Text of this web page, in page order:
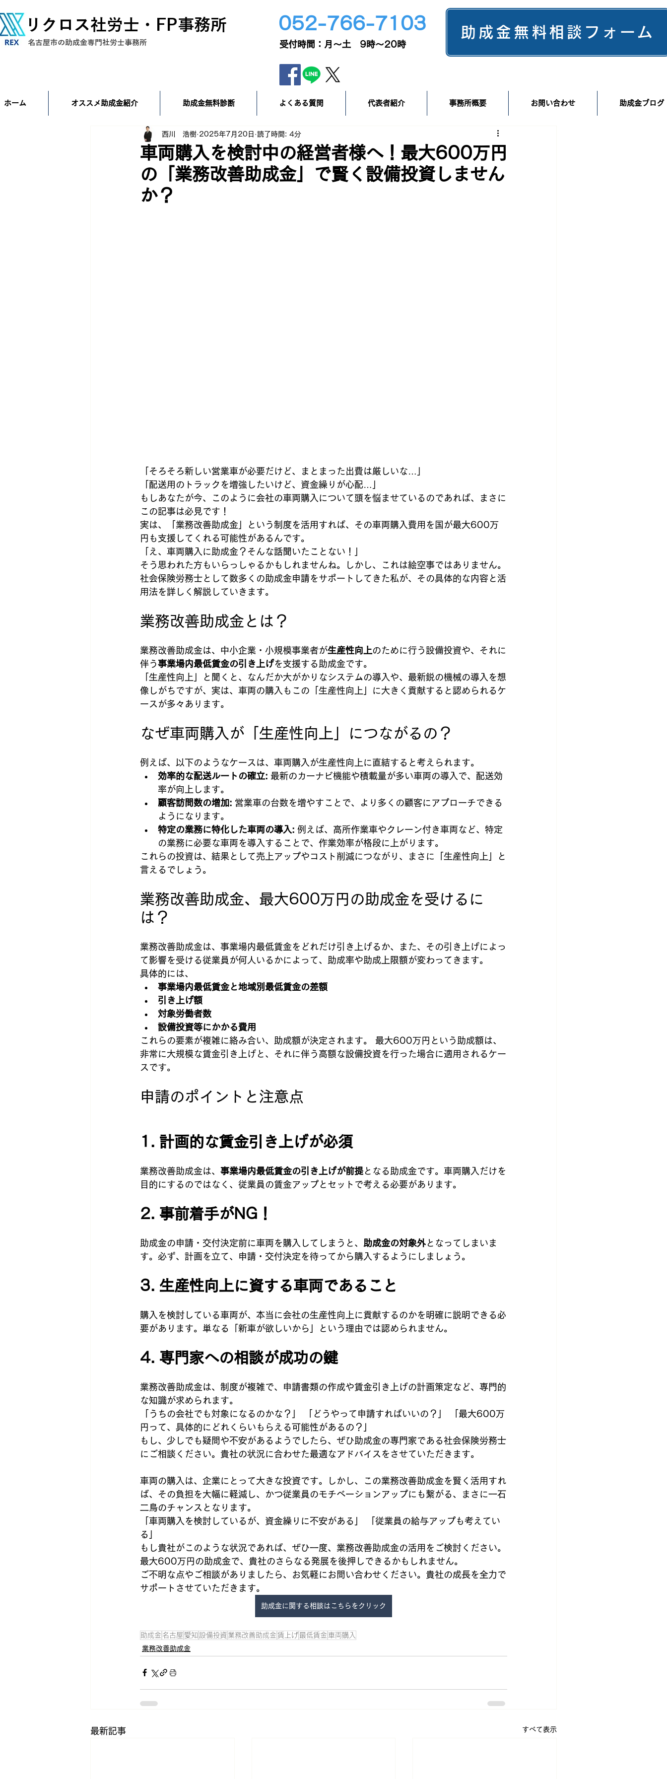
リクロス社労士・FP事務所
​名古屋市の助成金専門社労士事務所
052-766-7103
​受付時間：月～土 9時～20時
助成金無料相談フォーム
ホーム オススメ助成金紹介 助成金無料診断 よくある質問 代表者紹介 事務所概要 お問い合わせ 助成金ブログ
車両購入を検討中の経営者様へ！最大600万円
の「業務改善助成金」で賢く設備投資しません
か？
西川 浩樹 2025年7月20日 読了時間: 4分
「そろそろ新しい営業車が必要だけど、まとまった出費は厳しいな…」
「配送用のトラックを増強したいけど、資金繰りが心配…」
もしあなたが今、このように会社の車両購入について頭を悩ませているのであれば、まさに
この記事は必見です！
実は、「業務改善助成金」という制度を活用すれば、その車両購入費用を国が最大600万
円も支援してくれる可能性があるんです。
「え、車両購入に助成金？そんな話聞いたことない！」
そう思われた方もいらっしゃるかもしれませんね。しかし、これは絵空事ではありません。
社会保険労務士として数多くの助成金申請をサポートしてきた私が、その具体的な内容と活
用法を詳しく解説していきます。
業務改善助成金とは？
業務改善助成金は、中小企業・小規模事業者が生産性向上のために行う設備投資や、それに
伴う事業場内最低賃金の引き上げを支援する助成金です。
「生産性向上」と聞くと、なんだか大がかりなシステムの導入や、最新鋭の機械の導入を想
像しがちですが、実は、車両の購入もこの「生産性向上」に大きく貢献すると認められるケ
ースが多々あります。
なぜ車両購入が「生産性向上」につながるの？
例えば、以下のようなケースは、車両購入が生産性向上に直結すると考えられます。
効率的な配送ルートの確立: 最新のカーナビ機能や積載量が多い車両の導入で、配送効
率が向上します。
顧客訪問数の増加: 営業車の台数を増やすことで、より多くの顧客にアプローチできる
ようになります。
特定の業務に特化した車両の導入: 例えば、高所作業車やクレーン付き車両など、特定
の業務に必要な車両を導入することで、作業効率が格段に上がります。
これらの投資は、結果として売上アップやコスト削減につながり、まさに「生産性向上」と
言えるでしょう。
業務改善助成金、最大600万円の助成金を受けるに
は？
業務改善助成金は、事業場内最低賃金をどれだけ引き上げるか、また、その引き上げによっ
て影響を受ける従業員が何人いるかによって、助成率や助成上限額が変わってきます。
具体的には、
事業場内最低賃金と地域別最低賃金の差額
引き上げ額
対象労働者数
設備投資等にかかる費用
これらの要素が複雑に絡み合い、助成額が決定されます。 最大600万円という助成額は、
非常に大規模な賃金引き上げと、それに伴う高額な設備投資を行った場合に適用されるケー
スです。
申請のポイントと注意点
1. 計画的な賃金引き上げが必須
業務改善助成金は、 事業場内最低賃金の引き上げが前提 となる助成金です。車両購入だけを
目的にするのではなく、従業員の賃金アップとセットで考える必要があります。
2. 事前着手がNG！
助成金の申請・交付決定前に車両を購入してしまうと、 助成金の対象外となってしまいま
す。必ず、計画を立て、申請・交付決定を待ってから購入するようにしましょう。
3. 生産性向上に資する車両であること
購入を検討している車両が、本当に会社の生産性向上に貢献するのかを明確に説明できる必
要があります。単なる「新車が欲しいから」という理由では認められません。
4. 専門家への相談が成功の鍵
業務改善助成金は、制度が複雑で、申請書類の作成や賃金引き上げの計画策定など、専門的
な知識が求められます。
「うちの会社でも対象になるのかな？」 「どうやって申請すればいいの？」 「最大600万
円って、具体的にどれくらいもらえる可能性があるの？」
もし、少しでも疑問や不安があるようでしたら、ぜひ助成金の専門家である社会保険労務士
にご相談ください。貴社の状況に合わせた最適なアドバイスをさせていただきます。
車両の購入は、企業にとって大きな投資です。しかし、この業務改善助成金を賢く活用すれ
ば、その負担を大幅に軽減し、かつ従業員のモチベーションアップにも繋がる、まさに一石
二鳥のチャンスとなります。
「車両購入を検討しているが、資金繰りに不安がある」 「従業員の給与アップも考えてい
る」
もし貴社がこのような状況であれば、ぜひ一度、業務改善助成金の活用をご検討ください。
最大600万円の助成金で、貴社のさらなる発展を後押しできるかもしれません。
ご不明な点やご相談がありましたら、お気軽にお問い合わせください。貴社の成長を全力で
サポートさせていただきます。
助成金に関する相談はこちらをクリック
助成金 名古屋 愛知 設備投資 業務改善助成金 賃上げ 最低賃金 車両購入
業務改善助成金
最新記事 すべて表示